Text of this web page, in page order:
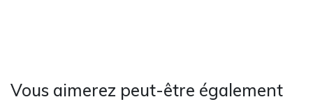
Vous aimerez peut-être également